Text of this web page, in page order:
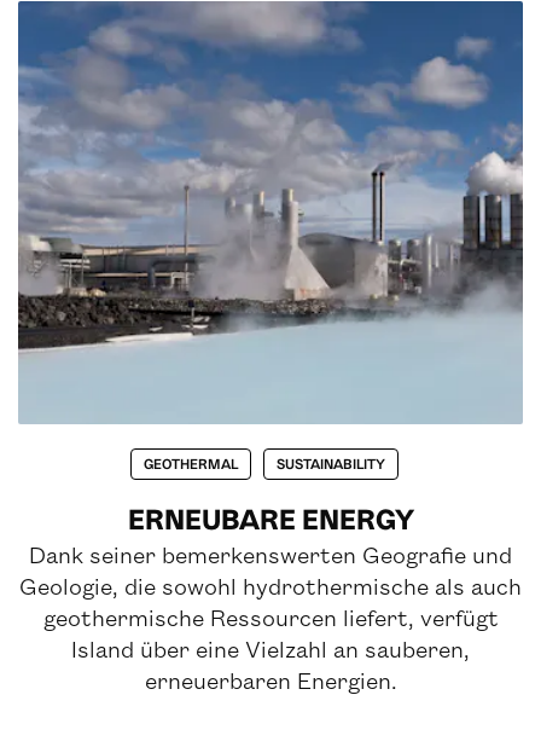
GEOTHERMAL SUSTAINABILITY
ERNEUBARE ENERGY
Dank seiner bemerkenswerten Geografie und
Geologie, die sowohl hydrothermische als auch
geothermische Ressourcen liefert, verfügt
Island über eine Vielzahl an sauberen,
erneuerbaren Energien.